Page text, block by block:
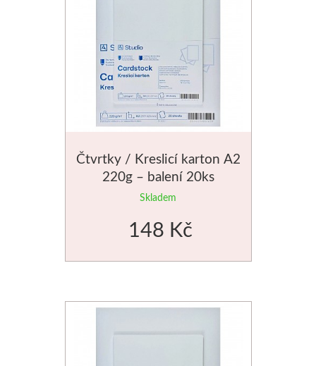
Jednotlivě
V sadách
Winsor & Newton
Barvy
Média
Pomůcky
Zlatá loď
Malířská plátna
Čtvrtky / Kreslicí karton A2
220g – balení 20ks
Skladem
148 Kč